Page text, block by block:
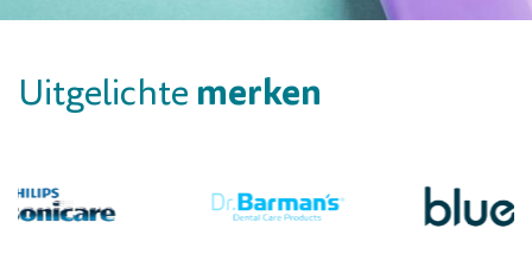
Uitgelichte merken
Professioneel assortiment